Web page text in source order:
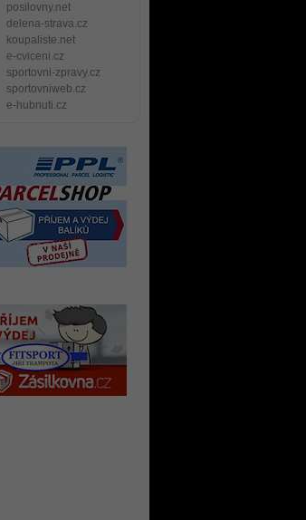
posilovny.net
delena-strava.cz
koupaliste.net
e-cviceni.cz
sportovni-zpravy.cz
sportovniweb.cz
e-hubnuti.cz